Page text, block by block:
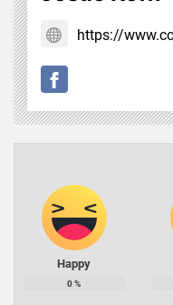
https://
Happy
0%